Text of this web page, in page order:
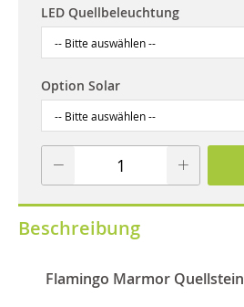
LED Quellbeleuchtung
Option Solar
Beschreibung
Flamingo Marmor Quellstein